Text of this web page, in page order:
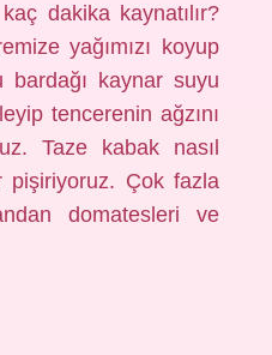
dakika kaynatılır?
yağımızı koyup
kaynar suyu
tencerenin ağzını
Taze kabak nasıl
pişiriyoruz. Çok fazla
domatesleri ve